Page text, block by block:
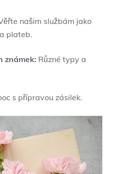
našim službám jako
plateb.
známek: Různé typy a
s přípravou zásilek.